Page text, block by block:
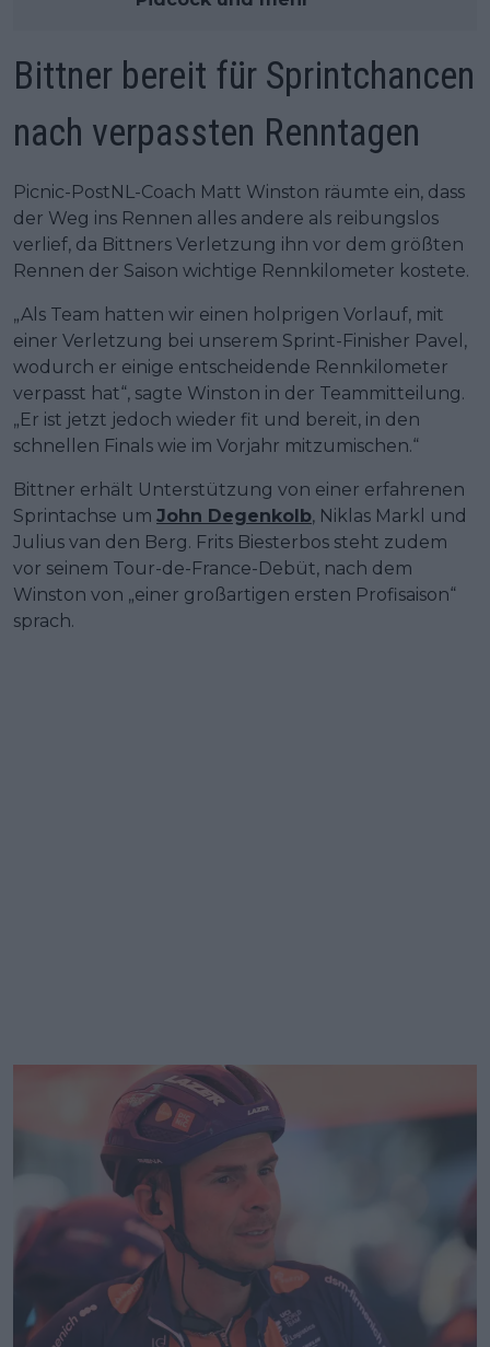
Bittner bereit für Sprintchancen
nach verpassten Renntagen
Picnic-PostNL-Coach Matt Winston räumte ein, dass
der Weg ins Rennen alles andere als reibungslos
verlief, da Bittners Verletzung ihn vor dem größten
Rennen der Saison wichtige Rennkilometer kostete.
„Als Team hatten wir einen holprigen Vorlauf, mit
einer Verletzung bei unserem Sprint-Finisher Pavel,
wodurch er einige entscheidende Rennkilometer
verpasst hat“, sagte Winston in der Teammitteilung.
„Er ist jetzt jedoch wieder fit und bereit, in den
schnellen Finals wie im Vorjahr mitzumischen.“
Bittner erhält Unterstützung von einer erfahrenen
Sprintachse um John Degenkolb, Niklas Markl und
Julius van den Berg. Frits Biesterbos steht zudem
vor seinem Tour-de-France-Debüt, nach dem
Winston von „einer großartigen ersten Profisaison“
sprach.